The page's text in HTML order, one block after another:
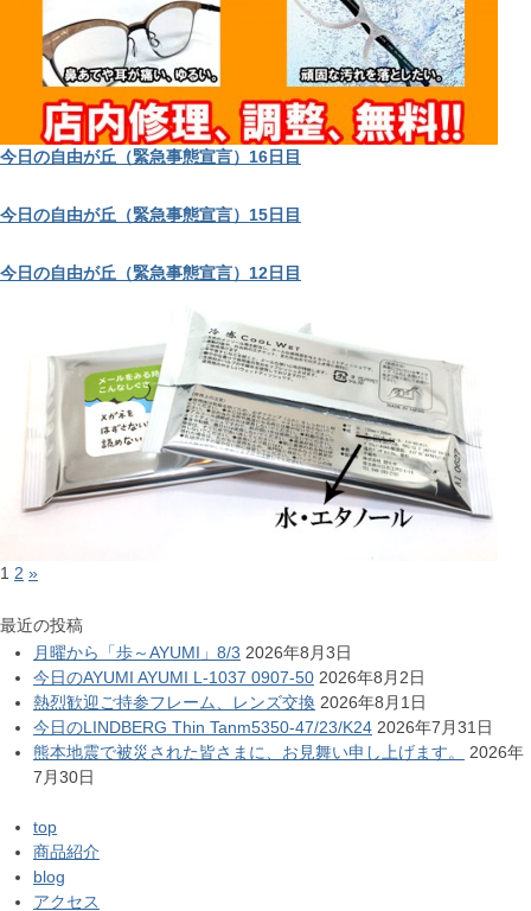
今日の自由が丘（緊急事態宣言）16日目
今日の自由が丘（緊急事態宣言）15日目
今日の自由が丘（緊急事態宣言）12日目
1 2 »
最近の投稿
月曜から「歩～AYUMI」8/3 2026年8月3日
今日のAYUMI AYUMI L-1037 0907-50 2026年8月2日
熱烈歓迎ご持参フレーム、レンズ交換 2026年8月1日
今日のLINDBERG Thin Tanm5350-47/23/K24 2026年7月31日
熊本地震で被災された皆さまに、お見舞い申し上げます。
2026年
7月30日
top
商品紹介
blog
アクセス